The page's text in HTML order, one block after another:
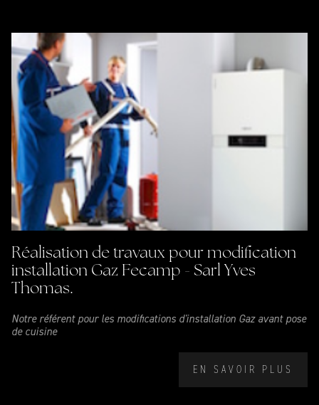
Réalisation de travaux pour modification
installation Gaz Fecamp - Sarl Yves
Thomas.
Notre référent pour les modifications d'installation Gaz avant pose
de cuisine
EN SAVOIR PLUS